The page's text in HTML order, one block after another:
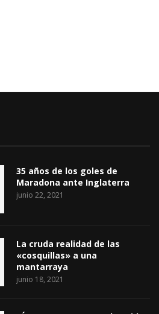
35 años de los goles de
Maradona ante Inglaterra
junio 22, 2021
La cruda realidad de las
«cosquillas» a una
mantarraya
junio 18, 2021